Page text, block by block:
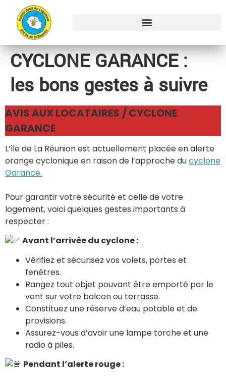
CYCLONE GARANCE :
les bons gestes à suivre
AVIS AUX LOCATAIRES / CYCLONE
GARANCE
L’île de La Réunion est actuellement placée en alerte
orange cyclonique en raison de l’approche ducyclone
Garance.
Pour garantir votre sécurité et celle de votre
logement, voici quelques gestes importants à
respecter :
Avant l’arrivée du cyclone :
Vérifiez et sécurisez vos volets, portes et
fenêtres.
Rangez tout objet pouvant être emporté par le
vent sur votre balcon ou terrasse.
Constituez une réserve d’eau potable et de
provisions.
Assurez-vous d’avoir une lampe torche et une
radio à piles.
Pendant l’alerte rouge :